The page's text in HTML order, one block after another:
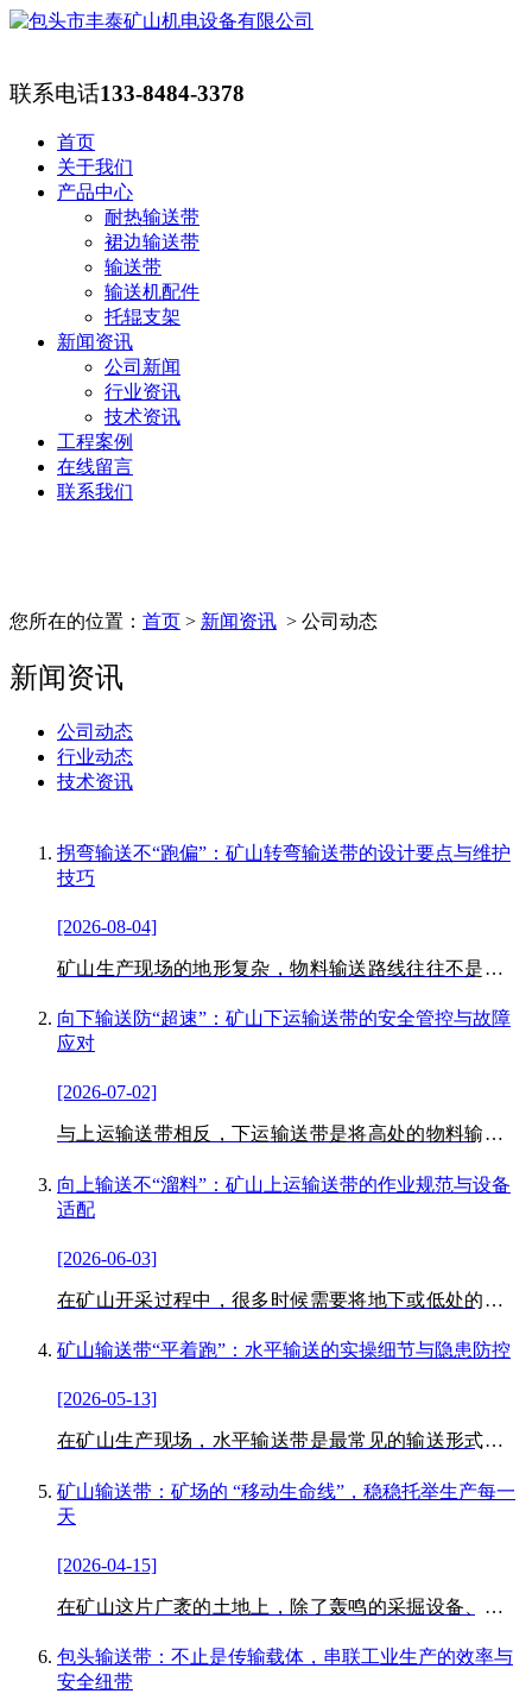
联系电话133-8484-3378
首页
关于我们
产品中心
耐热输送带
裙边输送带
输送带
输送机配件
托辊支架
新闻资讯
公司新闻
行业资讯
技术资讯
工程案例
在线留言
联系我们
您所在的位置： 首页 > 新闻资讯 > 公司动态
新闻资讯
公司动态
行业动态
技术资讯
拐弯输送不“跑偏”：矿山转弯输送带的设计要点与维护
技巧
[2026-08-04]
矿山生产现场的地形复杂，物料输送路线往往不是笔直
要用到转弯输送带。转弯输送带能够实现物料的转向输
送，无需将物料卸载后再重新装载
向下输送防“超速”：矿山下运输送带的安全管控与故障
应对
[2026-07-02]
与上运输送带相反，下运输送带是将高处的物料输送到
井下高位采掘面的矿石输送到低位转运点。下运输送带
在运行过程中，物料的重力会产生向下的牵引力
向上输送不“溜料”：矿山上运输送带的作业规范与设备
适配
[2026-06-03]
在矿山开采过程中，很多时候需要将地下或低处的矿石
山的低位矿堆输送到高位筛选设备，这就需要用到向上
矿山输送带“平着跑”：水平输送的实操细节与隐患防控
[2026-05-13]
在矿山生产现场，水平输送带是最常见的输送形式，它
个环节，负责将矿石、渣土等物料平稳输送，不升不
降，始终保持同一高度。
矿山输送带：矿场的 “移动生命线”，稳稳托举生产每一
天
[2026-04-15]
在矿山这片广袤的土地上，除了轰鸣的采掘设备、穿梭
送带。
包头输送带：不止是传输载体，串联工业生产的效率与
安全纽带